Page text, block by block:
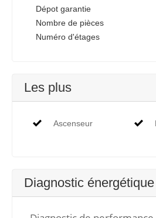
Dépot garantie
Nombre de pièces
Numéro d'étages
Les plus
Ascenseur
Diagnostic